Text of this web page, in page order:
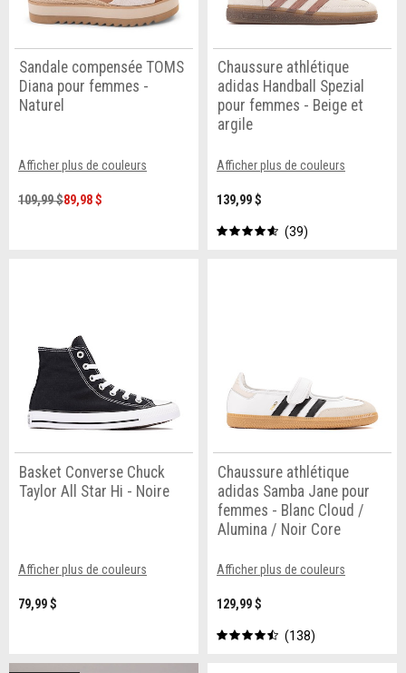
Sandale compensée TOMS
Diana pour femmes -
Naturel
Afficher plus de couleurs
109,99 $89,98 $
Chaussure athlétique
adidas Handball Spezial
pour femmes - Beige et
argile
Afficher plus de couleurs
139,99 $
39
Basket Converse Chuck
Taylor All Star Hi - Noire
Afficher plus de couleurs
79,99 $
Chaussure athlétique
adidas Samba Jane pour
femmes - Blanc Cloud /
Alumina / Noir Core
Afficher plus de couleurs
129,99 $
138